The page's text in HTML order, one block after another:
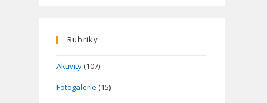
Rubriky
Aktivity (107)
Fotogalerie (15)